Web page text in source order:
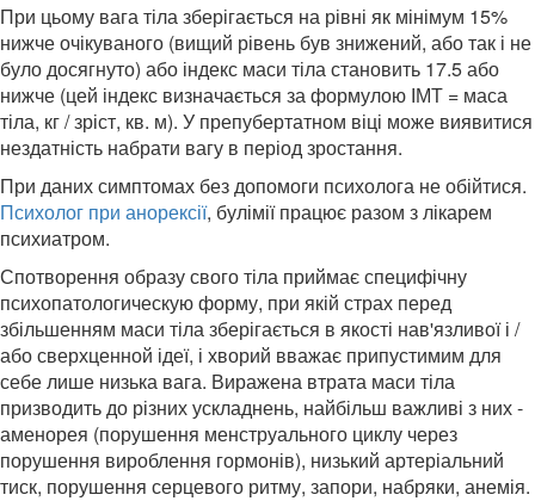
При цьому вага тіла зберігається на рівні як мінімум 15%
нижче очікуваного (вищий рівень був знижений, або так і не
було досягнуто) або індекс маси тіла становить 17.5 або
нижче (цей індекс визначається за формулою ІМТ = маса
тіла, кг / зріст, кв. м). У препубертатном віці може виявитися
нездатність набрати вагу в період зростання.
При даних симптомах без допомоги психолога не обійтися.
Психолог при анорексії, булімії працює разом з лікарем
психиатром.
Спотворення образу свого тіла приймає специфічну
психопатологическую форму, при якій страх перед
збільшенням маси тіла зберігається в якості нав'язливої ​​і /
або сверхценной ідеї, і хворий вважає припустимим для
себе лише низька вага. Виражена втрата маси тіла
призводить до різних ускладнень, найбільш важливі з них -
аменорея (порушення менструального циклу через
порушення вироблення гормонів), низький артеріальний
тиск, порушення серцевого ритму, запори, набряки, анемія.